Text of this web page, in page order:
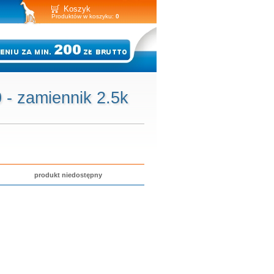
Koszyk
Produktów w koszyku: 0
- zamiennik 2.5k
produkt niedostępny